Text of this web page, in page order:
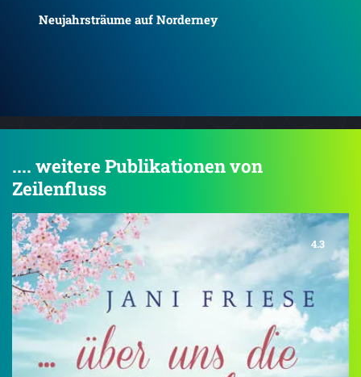
No risk, no fun
.... weitere Publikationen von
Zeilenfluss
4.3